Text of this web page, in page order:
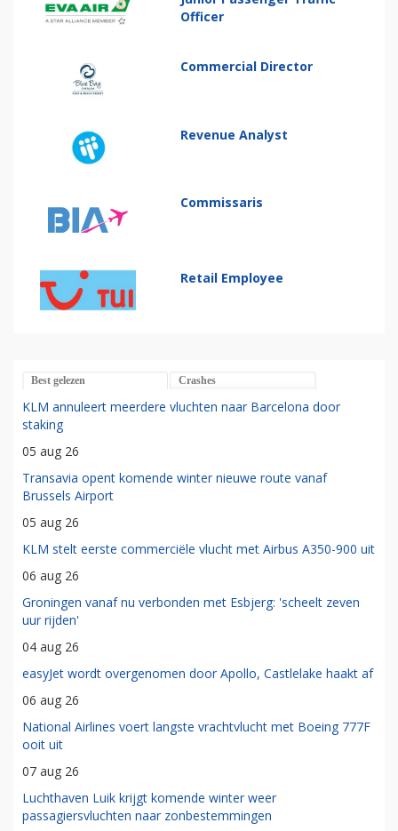
Officer
Commercial Director
Revenue Analyst
Commissaris
Retail Employee
Best gelezen Crashes
KLM annuleert meerdere vluchten naar Barcelona door
staking
05 aug 26
Transavia opent komende winter nieuwe route vanaf
Brussels Airport
05 aug 26
KLM stelt eerste commerciële vlucht met Airbus A350-900 uit
06 aug 26
Groningen vanaf nu verbonden met Esbjerg: 'scheelt zeven
uur rijden'
04 aug 26
easyJet wordt overgenomen door Apollo, Castlelake haakt af
06 aug 26
National Airlines voert langste vrachtvlucht met Boeing 777F
ooit uit
07 aug 26
Luchthaven Luik krijgt komende winter weer
passagiersvluchten naar zonbestemmingen